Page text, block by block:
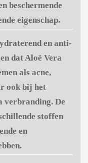
beschermende
eigenschap.
en anti-
dat Aloë Vera
als acne,
ook bij het
verbranding. De
stoffen
en